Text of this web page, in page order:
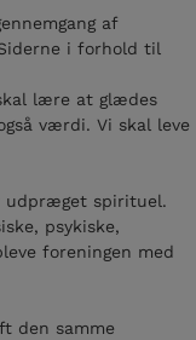
af
i forhold til
lære at glædes
værdi. Vi skal leve
udpræget spirituel.
psykiske,
foreningen med
den samme